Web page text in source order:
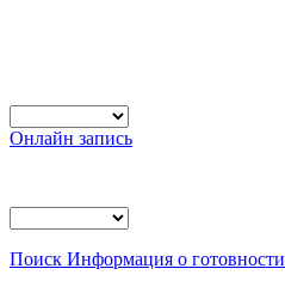
Онлайн запись
Поиск Информация о готовности